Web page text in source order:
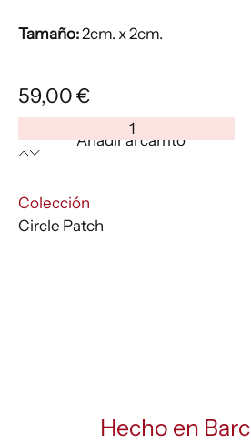
Tamaño:2cm. x 2cm.
59,00€
Patch
cantidad
Añadir al carrito
Colección
Circle Patch
Hecho en